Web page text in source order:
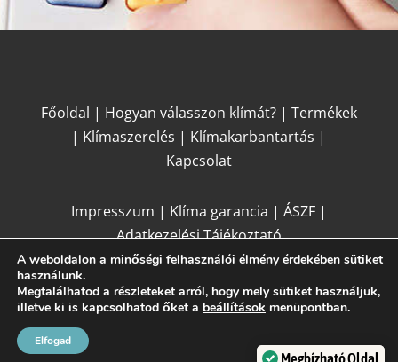
Főoldal | Hogyan válasszon klímát?| Termékek
| Klímaszerelés | Klímakarbantartás |
Kapcsolat
Impresszum | Klíma garancia | ÁSZF|
Adatkezelési Tájékoztató
ZK Design
A weboldalon a minőségi felhasználói élmény érdekében sütiket
használunk.
Megtalálhatod a részleteket arról, hogy mely sütiket használjuk,
illetve ki is kapcsolhatod őket a beállítások menüpontban.
Elfogad
Megbízható Oldal